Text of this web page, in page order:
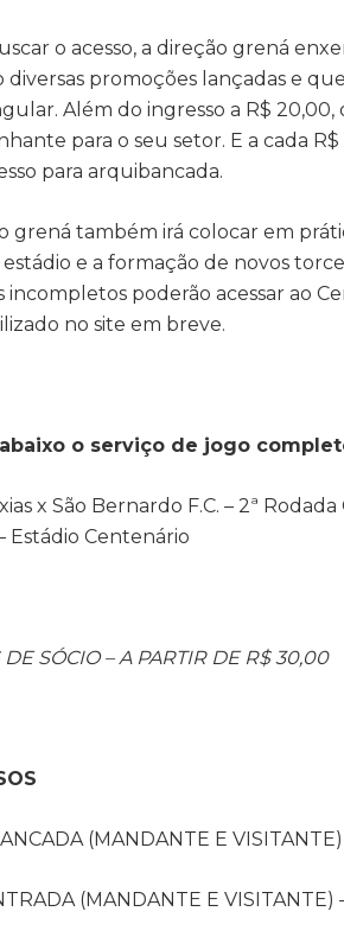
o acesso, a direção grená
diversas promoções lançadas e
Além do ingresso a R$
para o seu setor. E a cada
para arquibancada.
grená também irá colocar em
e a formação de novos
incompletos poderão acessar ao
no site em breve.
o serviço de jogo
x São Bernardo F.C. – 2ª
Estádio Centenário
DE SÓCIO – A PARTIR DE R$ 30,00
(MANDANTE E
(MANDANTE E VISITANTE)